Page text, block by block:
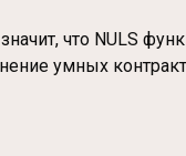
что NULS
умных